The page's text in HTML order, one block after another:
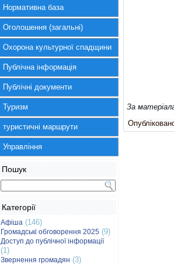
Нормативна база
Оголошення (загальні)
Охорона культурної спадщини
Публічна інформація
Публічні документи
Туризм
туристичні маршрути
Управління
Пошук
Категорії
Афіша (146)
Громадські обговорення 2025 (9)
Доступ до публічної інформації
(1)
Звернення громадян (3)
За